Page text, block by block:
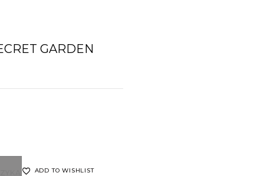
GARDEN
ADD TO WISHLIST